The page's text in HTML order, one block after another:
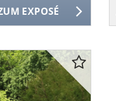
EXPOSÉ